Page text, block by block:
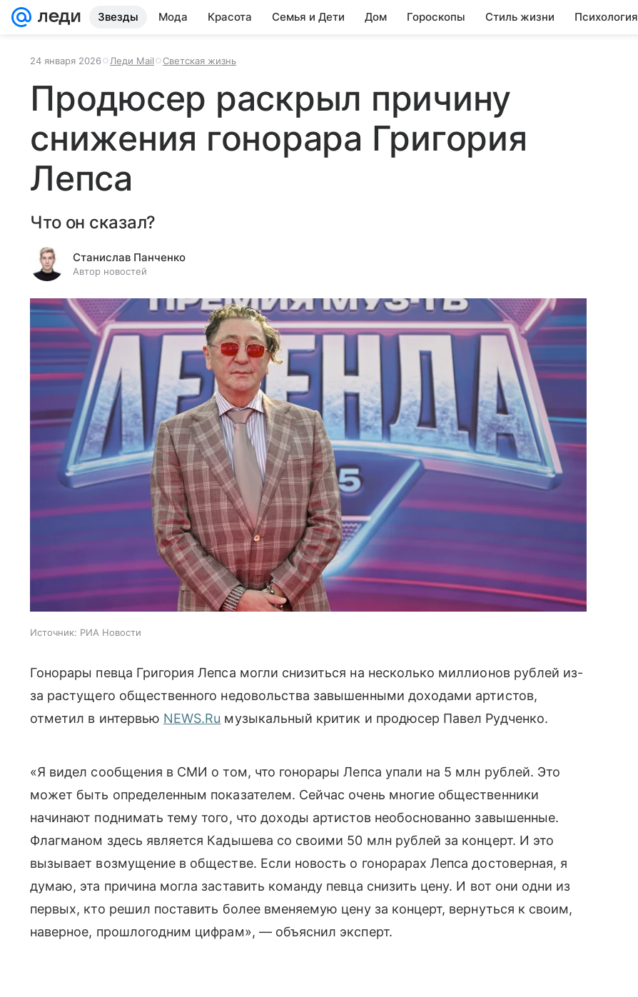
Звезды Мода Красота Семья и Дети Дом Гороскопы Стиль жизни Психология
24 января 2026 Леди Mail Светская жизнь
Продюсер раскрыл причину
снижения гонорара Григория
Лепса
Что он сказал?
Станислав Панченко
Автор новостей
Источник: РИА Новости
Гонорары певца Григория Лепса могли снизиться на несколько миллионов рублей из-
за растущего общественного недовольства завышенными доходами артистов,
отметил в интервью NEWS.Ru музыкальный критик и продюсер Павел Рудченко.
«Я видел сообщения в СМИ о том, что гонорары Лепса упали на 5 млн рублей. Это
может быть определенным показателем. Сейчас очень многие общественники
начинают поднимать тему того, что доходы артистов необоснованно завышенные.
Флагманом здесь является Кадышева со своими 50 млн рублей за концерт. И это
вызывает возмущение в обществе. Если новость о гонорарах Лепса достоверная, я
думаю, эта причина могла заставить команду певца снизить цену. И вот они одни из
первых, кто решил поставить более вменяемую цену за концерт, вернуться к своим,
наверное, прошлогодним цифрам», — объяснил эксперт.